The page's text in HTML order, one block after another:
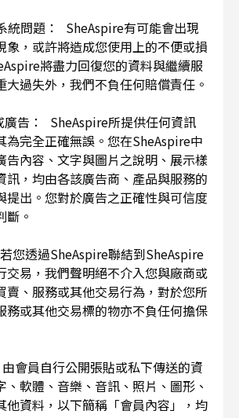
統問題： SheAspire有可能會出現
象，或許將造成您使用上的不便或損
將盡力回復您的資料與繼續服
大過失外，我們不負任何賠償責任。
廣告： SheAspire所提供任何資訊
為完全正確無誤。您在SheAspire中
告內容、文字與圖片之說明、展示樣
訊，均由各該廣告商、產品與服務的
提出。您對於廣告之正確性與可信度
斷。
您透過SheAspire聯結到SheAspire
交易，我們聲明絕不介入您與廠商或
賣、服務或其他交易行為，對於您所
務或其他交易標的物亦不負任何擔保
會員自行公開張貼或私下傳送的資
、軟體、音樂、音訊、照片、圖形、
他資料，以下簡稱「會員內容」，均